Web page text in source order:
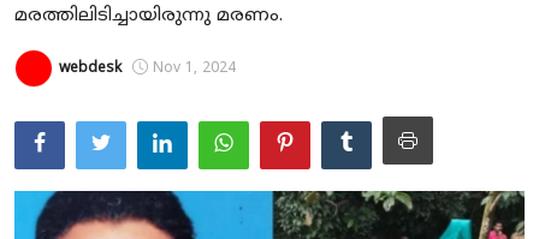
Business
Classifieds
Education
Entertainment
Health
മരത്തിലിടിച്ചായിരുന്നു മരണം.
webdesk Nov 1, 2024